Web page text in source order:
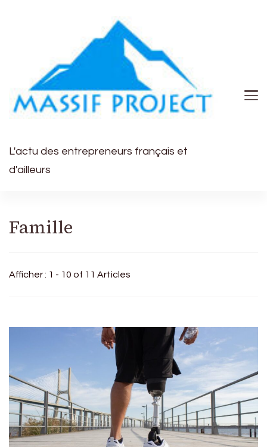
L'actu des entrepreneurs français et
d'ailleurs
Famille
Afficher : 1 - 10 of 11 Articles